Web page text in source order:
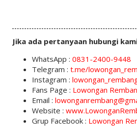
Jika ada pertanyaan hubungi
WhatsApp : 0831-2400-9448
Telegram : t.me/
Instagram :
Fans Page : Lowongan
Email :
Website :
Grup Facebook : Lowongan